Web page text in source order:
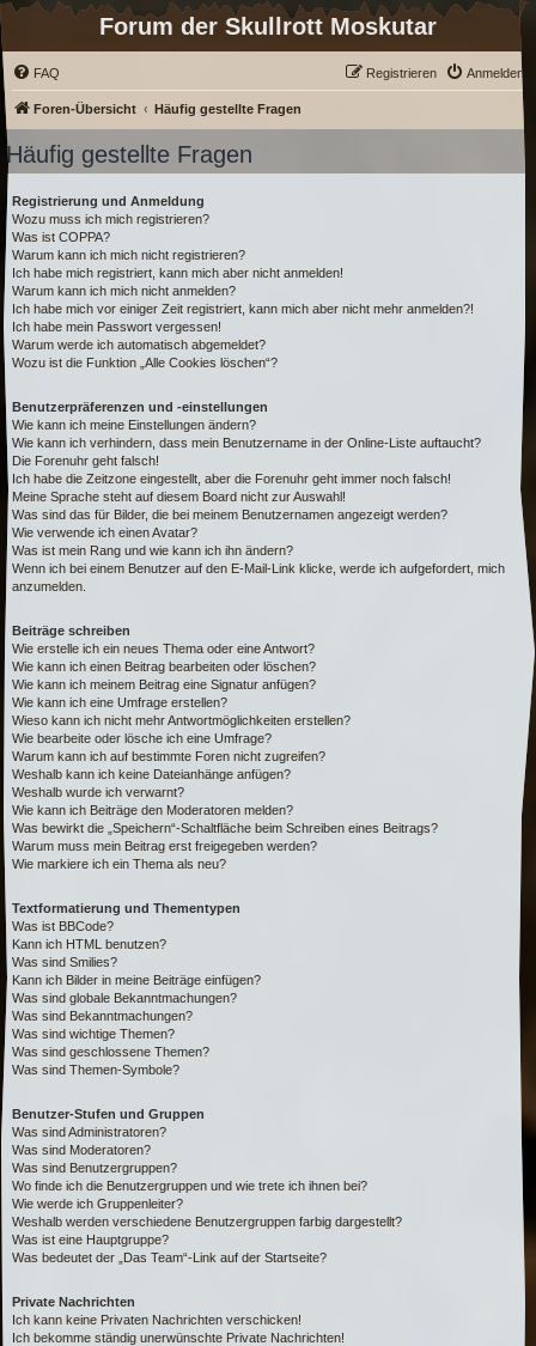
Forum der Skullrott Moskutar
FAQ Anmelden
Registrieren
Foren-Übersicht Häufig gestellte Fragen
Häufig gestellte Fragen
Registrierung und Anmeldung
Wozu muss ich mich registrieren?
Was ist COPPA?
Warum kann ich mich nicht registrieren?
Ich habe mich registriert, kann mich aber nicht anmelden!
Warum kann ich mich nicht anmelden?
Ich habe mich vor einiger Zeit registriert, kann mich aber nicht mehr anmelden?!
Ich habe mein Passwort vergessen!
Warum werde ich automatisch abgemeldet?
Wozu ist die Funktion „Alle Cookies löschen“?
Benutzerpräferenzen und -einstellungen
Wie kann ich meine Einstellungen ändern?
Wie kann ich verhindern, dass mein Benutzername in der Online-Liste auftaucht?
Die Forenuhr geht falsch!
Ich habe die Zeitzone eingestellt, aber die Forenuhr geht immer noch falsch!
Meine Sprache steht auf diesem Board nicht zur Auswahl!
Was sind das für Bilder, die bei meinem Benutzernamen angezeigt werden?
Wie verwende ich einen Avatar?
Was ist mein Rang und wie kann ich ihn ändern?
Wenn ich bei einem Benutzer auf den E-Mail-Link klicke, werde ich aufgefordert, mich
anzumelden.
Beiträge schreiben
Wie erstelle ich ein neues Thema oder eine Antwort?
Wie kann ich einen Beitrag bearbeiten oder löschen?
Wie kann ich meinem Beitrag eine Signatur anfügen?
Wie kann ich eine Umfrage erstellen?
Wieso kann ich nicht mehr Antwortmöglichkeiten erstellen?
Wie bearbeite oder lösche ich eine Umfrage?
Warum kann ich auf bestimmte Foren nicht zugreifen?
Weshalb kann ich keine Dateianhänge anfügen?
Weshalb wurde ich verwarnt?
Wie kann ich Beiträge den Moderatoren melden?
Was bewirkt die „Speichern“-Schaltfläche beim Schreiben eines Beitrags?
Warum muss mein Beitrag erst freigegeben werden?
Wie markiere ich ein Thema als neu?
Textformatierung und Thementypen
Was ist BBCode?
Kann ich HTML benutzen?
Was sind Smilies?
Kann ich Bilder in meine Beiträge einfügen?
Was sind globale Bekanntmachungen?
Was sind Bekanntmachungen?
Was sind wichtige Themen?
Was sind geschlossene Themen?
Was sind Themen-Symbole?
Benutzer-Stufen und Gruppen
Was sind Administratoren?
Was sind Moderatoren?
Was sind Benutzergruppen?
Wo finde ich die Benutzergruppen und wie trete ich ihnen bei?
Wie werde ich Gruppenleiter?
Weshalb werden verschiedene Benutzergruppen farbig dargestellt?
Was ist eine Hauptgruppe?
Was bedeutet der „Das Team“-Link auf der Startseite?
Private Nachrichten
Ich kann keine Privaten Nachrichten verschicken!
Ich bekomme ständig unerwünschte Private Nachrichten!